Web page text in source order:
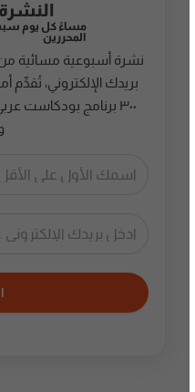
مساءً كل يوم سبت
المحررين
نشرة أسبوعية مسائية
بريدك الإلكتروني، تُقدِّم
٣٠٠ برنامج بودكاست